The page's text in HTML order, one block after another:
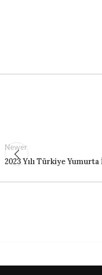
Newer
2023 Yılı Türkiye